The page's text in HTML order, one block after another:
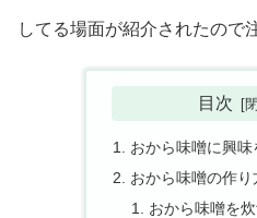
してる場面が紹介されたので
目次
おから味噌に興
おから味噌の作り
おから味噌を